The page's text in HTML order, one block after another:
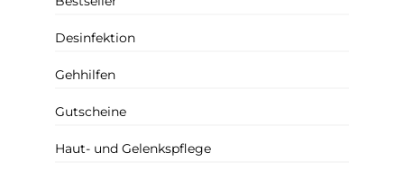
Desinfektion
Gehhilfen
Gutscheine
Haut- und Gelenkspflege